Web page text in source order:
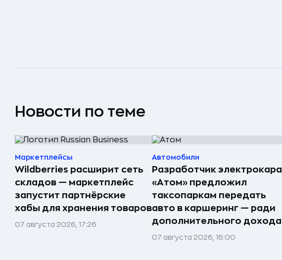
Новости по теме
Маркетплейсы
Wildberries расширит сеть
складов — маркетплейс
запустит партнёрские
хабы для хранения товаров
07 августа 2026, 17:26
Автомобили
Разработчик электрокара
«Атом» предложил
таксопаркам передать
авто в каршеринг — ради
дополнительного дохода
07 августа 2026, 16:00